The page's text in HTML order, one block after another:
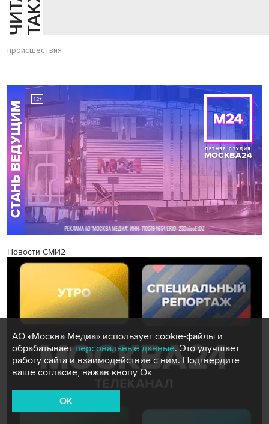
происшествия
Новости СМИ2
АО «Москва Медиа» использует cookie-файлы и
обрабатываетперсональные данные. Это улучшает
работу сайта и взаимодействие с ним. Подтвердите
ваше согласие, нажав кнопу Ок
OK